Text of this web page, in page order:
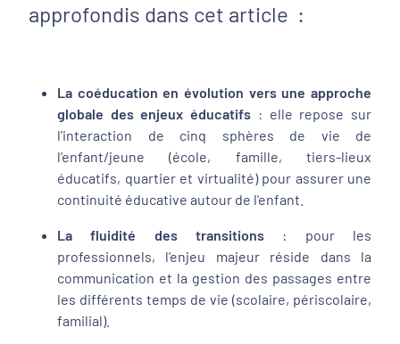
approfondis dans cet article :
La coéducation en évolution vers une approche
globale des enjeux éducatifs : elle repose sur
l'interaction de cinq sphères de vie de
l’enfant/jeune (école, famille, tiers-lieux
éducatifs, quartier et virtualité) pour assurer une
continuité éducative autour de l'enfant.
La fluidité des transitions : pour les
professionnels, l'enjeu majeur réside dans la
communication et la gestion des passages entre
les différents temps de vie (scolaire, périscolaire,
familial).